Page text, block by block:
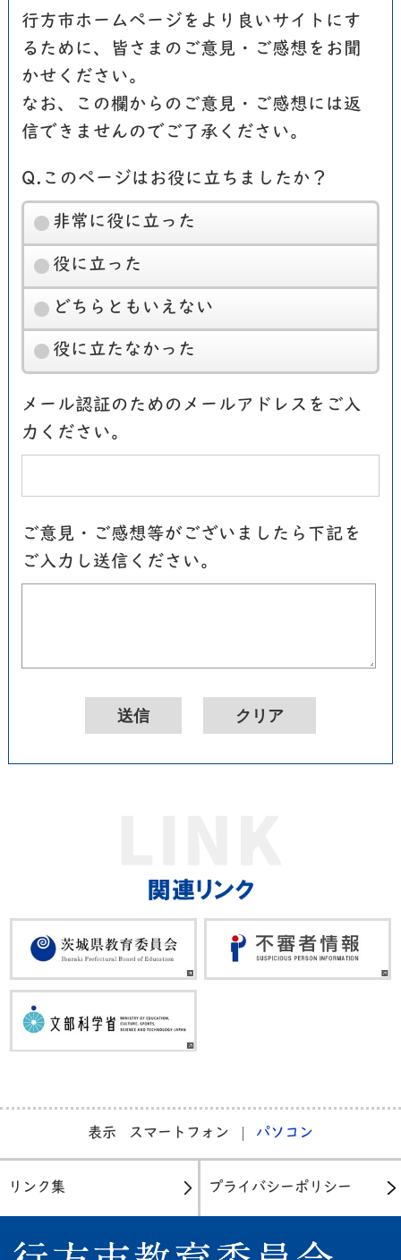
行方市ホームページをより良いサイトにす
るために、皆さまのご意見・ご感想をお聞
かせください。
なお、この欄からのご意見・ご感想には返
信できませんのでご了承ください。
Q.このページはお役に立ちましたか？
非常に役に立った
役に立った
どちらともいえない
役に立たなかった
メール認証のためのメールアドレスをご入
力ください。
ご意見・ご感想等がございましたら下記を
ご入力し送信ください。
表示 スマートフォン パソコン
リンク集 プライバシーポリシー